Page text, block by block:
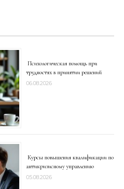
Психологическая помощь при
трудностях в принятии решений
06.08.2026
Курсы повышения квалификации по
антикризисному управлению
05.08.2026